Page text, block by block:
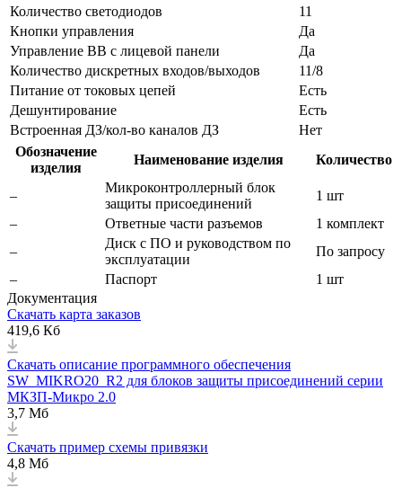
Количество светодиодов
11
Кнопки управления
Да
Управление ВВ с лицевой панели
Да
Количество дискретных входов/выходов
11/8
Питание от токовых цепей
Есть
Дешунтирование
Есть
Встроенная ДЗ/кол-во каналов ДЗ
Нет
Обозначение
изделия
Наименование изделия Количество
–
Микроконтроллерный блок
защиты присоединений
1 шт
–
Ответные части разъемов
1 комплект
–
Диск с ПО и руководством по
эксплуатации
По запросу
–
Паспорт
1 шт
Документация
Cкачать карта заказов
419,6 Кб
Cкачать описание программного обеспечения
SW_MIKRO20_R2 для блоков защиты присоединений серии
МКЗП-Микро 2.0
3,7 Мб
Скачать пример схемы привязки
4,8 Мб